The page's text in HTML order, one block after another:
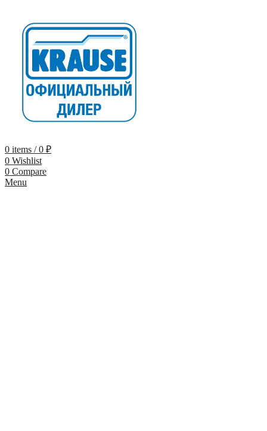
0 items / 0 ₽
0 Wishlist
0 Compare
Menu